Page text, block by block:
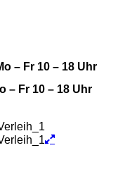
– Fr 10 – 18 Uhr
– Fr 10 – 18 Uhr